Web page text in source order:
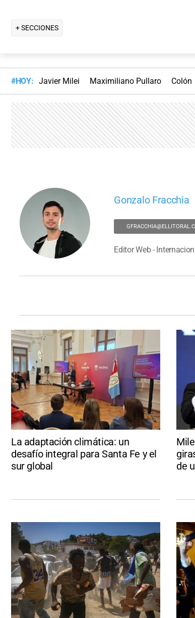
+ SECCIONES
#HOY: Javier Milei Maximiliano Pullaro Colón
Gonzalo Fracchia
Editor Web -
La adaptación climática: un
desafío integral para Santa Fe y el
sur global
de